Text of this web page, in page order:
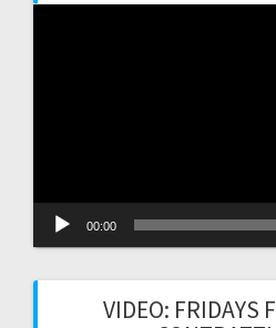
00:00
VIDEO: FRIDAYS